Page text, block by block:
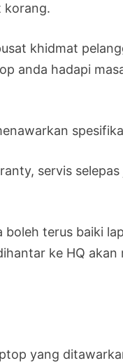
korang.
khidmat
anda hadapi
servis
terus baiki
ke HQ
yang